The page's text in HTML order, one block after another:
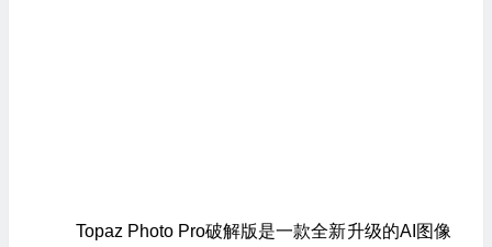
Topaz Photo Pro破解版是一款全新升级的AI图像